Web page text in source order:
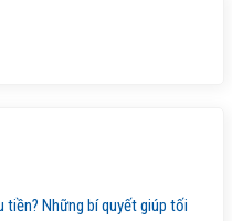
tiền? Những bí quyết giúp tối